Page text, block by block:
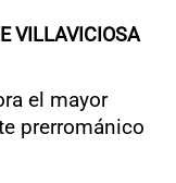
VILLAVICIOSA
el mayor
prerrománico